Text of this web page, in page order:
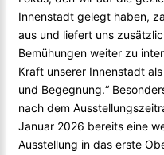
Innenstadt gelegt haben,
aus und liefert uns
Bemühungen weiter zu
Kraft unserer Innenstadt
und Begegnung.“
nach dem
Januar 2026 bereits eine
Ausstellung in das erste